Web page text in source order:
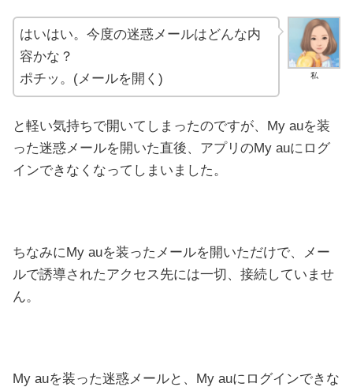
私
はいはい。今度の迷惑メールはどんな内
容かな？
ポチッ。(メールを開く)
と軽い気持ちで開いてしまったのですが、My auを装
った迷惑メールを開いた直後、アプリのMy auにログ
インできなくなってしまいました。
ちなみにMy auを装ったメールを開いただけで、メー
ルで誘導されたアクセス先には一切、接続していませ
ん。
My auを装った迷惑メールと、My auにログインできな